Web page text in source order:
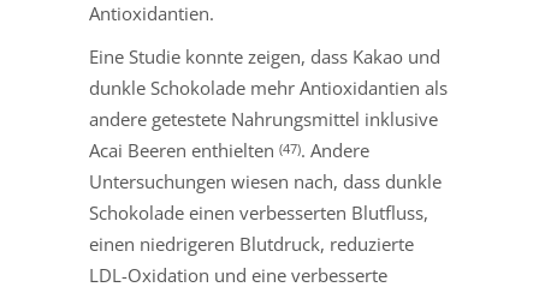
Antioxidantien.
Eine Studie konnte zeigen, dass Kakao und
dunkle Schokolade mehr Antioxidantien als
andere getestete Nahrungsmittel inklusive
Acai Beeren enthielten (47). Andere
Untersuchungen wiesen nach, dass dunkle
Schokolade einen verbesserten Blutfluss,
einen niedrigeren Blutdruck, reduzierte
LDL-Oxidation und eine verbesserte